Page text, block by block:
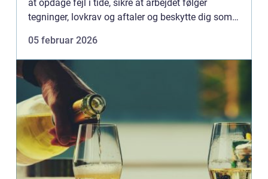
at opdage fejl i tide, sikre at arbejdet følger
tegninger, lovkrav og aftaler og beskytte dig som
mange projek...
05 februar 2026